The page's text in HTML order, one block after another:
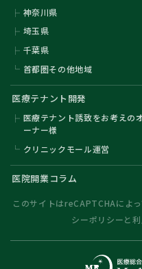
神奈川県
埼玉県
千葉県
首都圏その他地域
医療テナント開発
医療テナント誘致をお考えの
ーナー様
クリニックモール運営
医院開業コラム
このサイトはreCAPTCHAによ
シーポリシーと